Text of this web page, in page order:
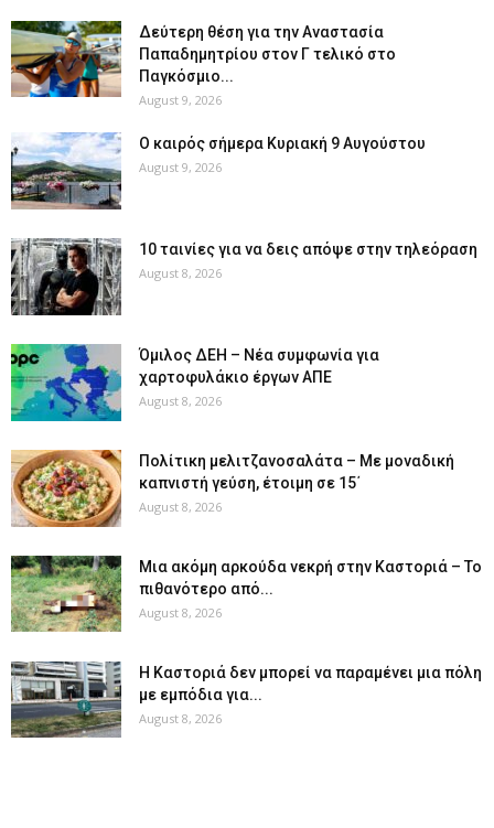
Δεύτερη θέση για την Αναστασία
Παπαδημητρίου στον Γ τελικό στο
Παγκόσμιο...
August 9, 2026
Ο καιρός σήμερα Κυριακή 9 Αυγούστου
August 9, 2026
10 ταινίες για να δεις απόψε στην τηλεόραση
August 8, 2026
Όμιλος ΔΕΗ – Νέα συμφωνία για
χαρτοφυλάκιο έργων ΑΠΕ
August 8, 2026
Πολίτικη μελιτζανοσαλάτα – Με μοναδική
καπνιστή γεύση, έτοιμη σε 15΄
August 8, 2026
Μια ακόμη αρκούδα νεκρή στην Καστοριά – Το
πιθανότερο από...
August 8, 2026
Η Καστοριά δεν μπορεί να παραμένει μια πόλη
με εμπόδια για...
August 8, 2026